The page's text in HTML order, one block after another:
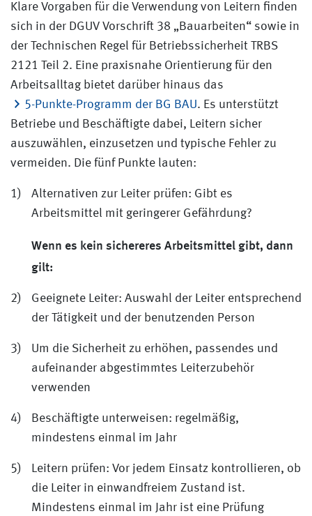
Klare Vorgaben für die Verwendung von Leitern finden
sich in der DGUV Vorschrift 38 „Bauarbeiten“ sowie in
der Technischen Regel für Betriebssicherheit TRBS
2121 Teil 2. Eine praxisnahe Orientierung für den
Arbeitsalltag bietet darüber hinaus das
5-Punkte-Programm der BG BAU. Es unterstützt
Betriebe und Beschäftigte dabei, Leitern sicher
auszuwählen, einzusetzen und typische Fehler zu
vermeiden. Die fünf Punkte lauten:
Alternativen zur Leiter prüfen: Gibt es
Arbeitsmittel mit geringerer Gefährdung?
Wenn es kein sichereres Arbeitsmittel gibt, dann
gilt:
Geeignete Leiter: Auswahl der Leiter entsprechend
der Tätigkeit und der benutzenden Person
Um die Sicherheit zu erhöhen, passendes und
aufeinander abgestimmtes Leiterzubehör
verwenden
Beschäftigte unterweisen: regelmäßig,
mindestens einmal im Jahr
Leitern prüfen: Vor jedem Einsatz kontrollieren, ob
die Leiter in einwandfreiem Zustand ist.
Mindestens einmal im Jahr ist eine Prüfung